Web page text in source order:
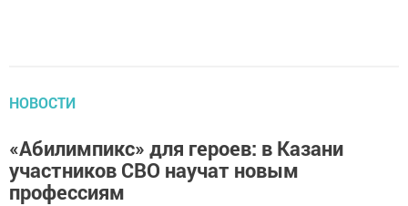
НОВОСТИ
«Абилимпикс» для героев: в Казани
участников СВО научат новым
профессиям